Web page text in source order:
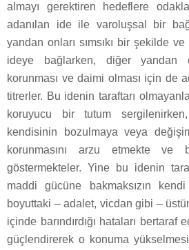
almayı gerektiren hedeflere
adanılan ide ile varoluşsal bir
yandan onları sımsıkı bir şekilde
ideye bağlarken, diğer yandan
korunması ve daimi olması için de
titrerler. Bu idenin taraftarı
koruyucu bir tutum
kendisinin bozulmaya veya
korunmasını arzu etmekte ve
göstermekteler. Yine bu idenin
maddi gücüne bakmaksızın
boyuttaki – adalet, vicdan gibi –
içinde barındırdığı hataları
güçlendirerek o konuma